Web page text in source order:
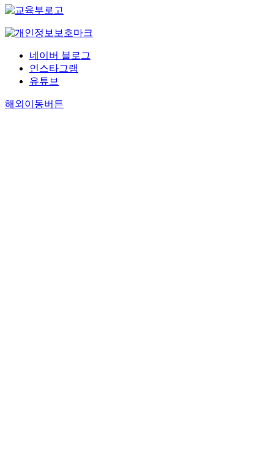
네이버 블로그
인스타그램
유튜브
해외이동버튼